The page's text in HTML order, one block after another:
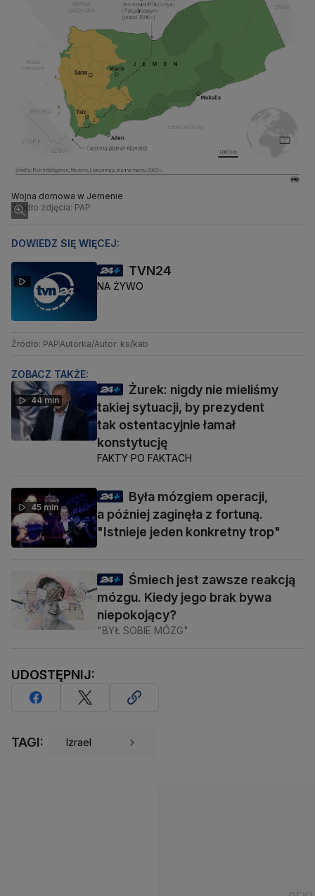
Wojna domowa w Jemenie
Źródło zdjęcia: PAP
DOWIEDZ SIĘ WIĘCEJ:
TVN24
NA ŻYWO
Źródło: PAPAutorka/Autor: ks/kab
ZOBACZ TAKŻE:
44 min
Żurek: nigdy nie mieliśmy
takiej sytuacji, by prezydent
tak ostentacyjnie łamał
konstytucję
FAKTY PO FAKTACH
45 min
Była mózgiem operacji,
a później zaginęła z fortuną.
"Istnieje jeden konkretny trop"
Śmiech jest zawsze reakcją
mózgu. Kiedy jego brak bywa
niepokojący?
"BYŁ SOBIE MÓZG"
UDOSTĘPNIJ:
TAGI: Izrael